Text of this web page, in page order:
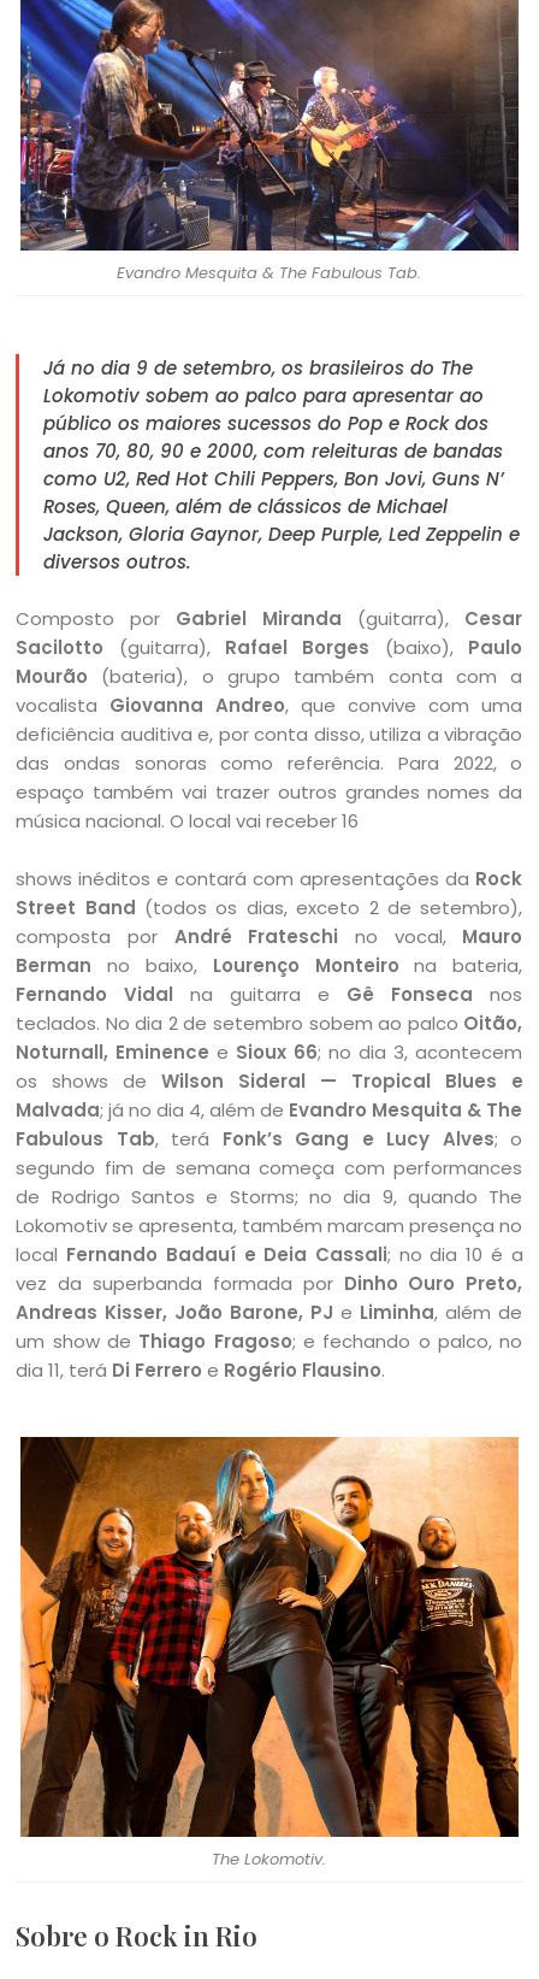
Evandro Mesquita & The Fabulous Tab.
Já no dia 9 de setembro, os brasileiros do The
Lokomotiv sobem ao palco para apresentar ao
público os maiores sucessos do Pop e Rock dos
anos 70, 80, 90 e 2000, com releituras de bandas
como U2, Red Hot Chili Peppers, Bon Jovi, Guns N’
Roses, Queen, além de clássicos de Michael
Jackson, Gloria Gaynor, Deep Purple, Led Zeppelin e
diversos outros.
Composto por Gabriel Miranda (guitarra), Cesar
Sacilotto (guitarra), Rafael Borges (baixo), Paulo
Mourão (bateria), o grupo também conta com a
vocalista Giovanna Andreo, que convive com uma
deficiência auditiva e, por conta disso, utiliza a vibração
das ondas sonoras como referência. Para 2022, o
espaço também vai trazer outros grandes nomes da
música nacional. O local vai receber 16
shows inéditos e contará com apresentações da Rock
Street Band (todos os dias, exceto 2 de setembro),
composta por André Frateschi no vocal, Mauro
Berman no baixo, Lourenço Monteiro na bateria,
Fernando Vidal na guitarra e Gê Fonseca nos
teclados. No dia 2 de setembro sobem ao palco Oitão,
Noturnall, Eminence e Sioux 66; no dia 3, acontecem
os shows deWilson Sideral — Tropical Blues e
Malvada; já no dia 4, além de Evandro Mesquita & The
Fabulous Tab, terá Fonk’s Gang e Lucy Alves; o
segundo fim de semana começa com performances
de Rodrigo Santos e Storms; no dia 9, quando The
Lokomotiv se apresenta, também marcam presença no
local Fernando Badauí e Deia Cassali; no dia 10 é a
vez da superbanda formada por Dinho Ouro Preto,
Andreas Kisser, João Barone, PJ e Liminha, além de
um show de Thiago Fragoso; e fechando o palco, no
dia 11, terá Di Ferrero e Rogério Flausino.
The Lokomotiv.
Sobre o Rock in Rio